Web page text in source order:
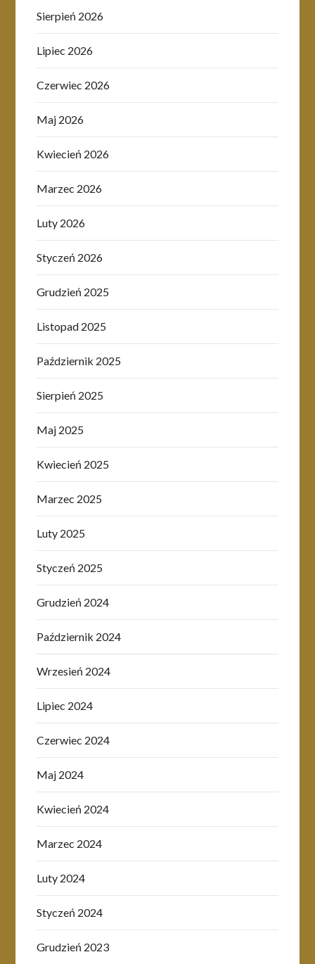
Sierpień 2026
Lipiec 2026
Czerwiec 2026
Maj 2026
Kwiecień 2026
Marzec 2026
Luty 2026
Styczeń 2026
Grudzień 2025
Listopad 2025
Październik 2025
Sierpień 2025
Maj 2025
Kwiecień 2025
Marzec 2025
Luty 2025
Styczeń 2025
Grudzień 2024
Październik 2024
Wrzesień 2024
Lipiec 2024
Czerwiec 2024
Maj 2024
Kwiecień 2024
Marzec 2024
Luty 2024
Styczeń 2024
Grudzień 2023